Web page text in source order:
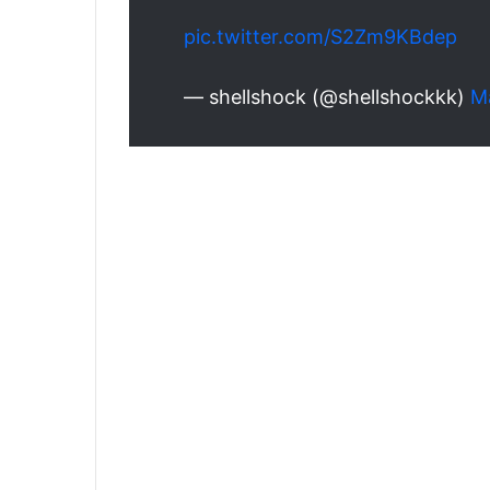
pic.twitter.com/S2Zm9KBdep
— shellshock (@shellshockkk)